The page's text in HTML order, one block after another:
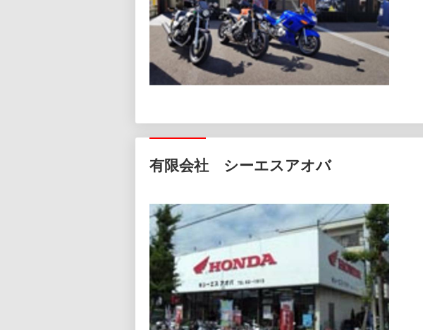
有限会社 シーエスアオバ